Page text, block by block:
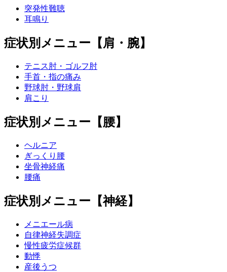
突発性難聴
耳鳴り
症状別メニュー【肩・腕】
テニス肘・ゴルフ肘
手首・指の痛み
野球肘・野球肩
肩こり
症状別メニュー【腰】
ヘルニア
ぎっくり腰
坐骨神経痛
腰痛
症状別メニュー【神経】
メニエール病
自律神経失調症
慢性疲労症候群
動悸
産後うつ